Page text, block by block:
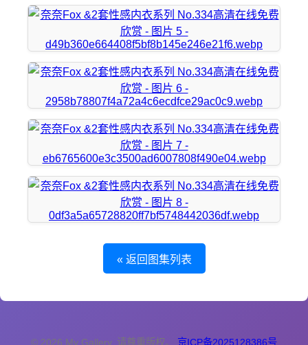
« 返回图集列表
© 2026 My Gallery. 请尊重版权。 京ICP备2025128386号